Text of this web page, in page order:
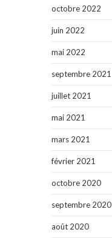
octobre 2022
juin 2022
mai 2022
septembre 2021
juillet 2021
mai 2021
mars 2021
février 2021
octobre 2020
septembre 2020
août 2020